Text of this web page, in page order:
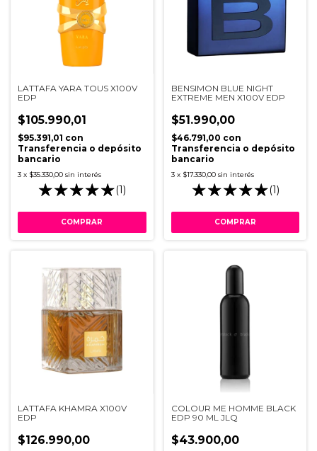
LATTAFA YARA TOUS X100V
EDP
$105.990,01
$95.391,01 con
Transferencia o depósito
bancario
3 x $35.330,00 sin interés
(1)
BENSIMON BLUE NIGHT
EXTREME MEN X100V EDP
$51.990,00
$46.791,00 con
Transferencia o depósito
bancario
3 x $17.330,00 sin interés
(1)
LATTAFA KHAMRA X100V
EDP
$126.990,00
COLOUR ME HOMME BLACK
EDP 90 ML JLQ
$43.900,00